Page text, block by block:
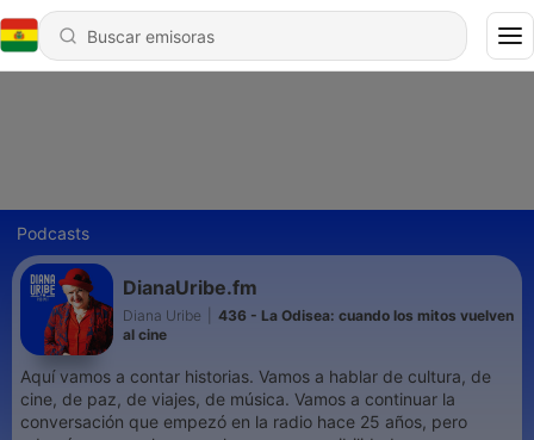
Podcasts
DianaUribe.fm
Diana Uribe
436 - La Odisea: cuando los mitos vuelven
al cine
Aquí vamos a contar historias. Vamos a hablar de cultura, de
cine, de paz, de viajes, de música. Vamos a continuar la
conversación que empezó en la radio hace 25 años, pero